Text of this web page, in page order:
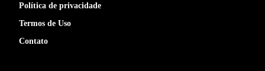
Política de privacidade
Termos de Uso
Contato